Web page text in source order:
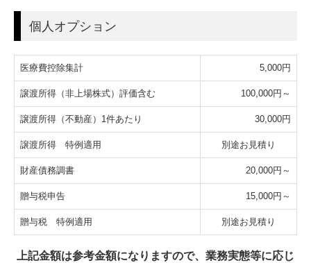
個人オプション
医療費控除集計 5,000円
譲渡所得（非上場株式）評価含む 100,000円～
譲渡所得（不動産）1件あたり 30,000円
譲渡所得 特例適用 別途お見積り
財産債務調書 20,000円～
贈与税申告 15,000円～
贈与税 特例適用 別途お見積り
上記金額は参考金額になりますので、業務実態等に応じ